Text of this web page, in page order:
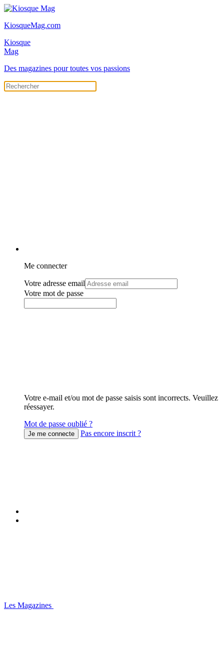
KiosqueMag.com
Kiosque
Mag
Des magazines pour toutes vos passions
Me connecter
Votre adresse email
Votre mot de passe
Votre e-mail et/ou mot de passe saisis sont incorrects. Veuillez
réessayer.
Mot de passe oublié ?
Pas encore inscrit ?
Les Magazines